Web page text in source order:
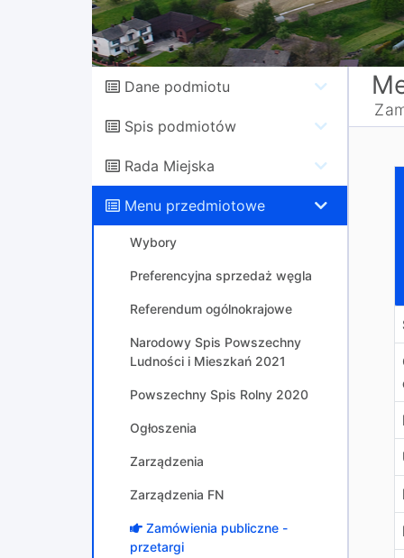
Dane podmiotu
Spis podmiotów
Rada Miejska
Menu przedmiotowe
Wybory
Preferencyjna sprzedaż węgla
Referendum ogólnokrajowe
Narodowy Spis Powszechny
Ludności i Mieszkań 2021
Powszechny Spis Rolny 2020
Ogłoszenia
Zarządzenia
Zarządzenia FN
Zamówienia publiczne -
przetargi